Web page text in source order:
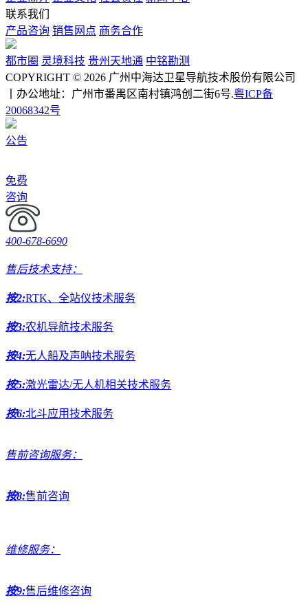
联系我们
产品咨询 销售网点 商务合作
都市圈 灵境科技 贵州天地通 中铭勘测
COPYRIGHT © 2026 广州中海达卫星导航技术股份有限公司
丨办公地址：广州市番禺区南村镇鸿创二街6号.粤ICP备
20068342号
公告
免费
咨询
400-678-6690
售后技术支持：
按2:RTK、全站仪技术服务
按3:农机导航技术服务
按4:无人船及声呐技术服务
按5:激光雷达/无人机相关技术服务
按6:北斗应用技术服务
售前咨询服务：
按8:售前咨询
维修服务：
按9:售后维修咨询